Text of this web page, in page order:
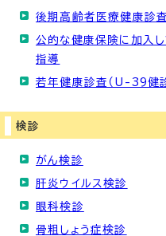
後期高齢者医療健康診査
公的な健康保険に加入
指導
若年健康診査（U-39健
検診
がん検診
肝炎ウイルス検診
眼科検診
骨粗しょう症検診